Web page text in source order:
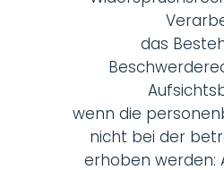
das
wenn die
nicht bei der
erhoben werden: